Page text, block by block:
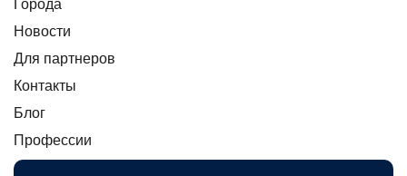
Города
Новости
Для партнеров
Контакты
Блог
Профессии